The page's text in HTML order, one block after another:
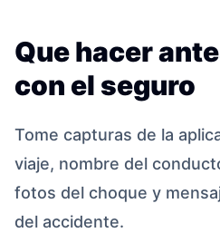
Que hacer
con el seguro
Tome capturas de la
viaje, nombre del
fotos del choque y
del accidente.